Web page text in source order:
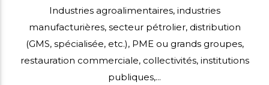
Industries agroalimentaires, industries
manufacturières, secteur pétrolier, distribution
(GMS, spécialisée, etc.), PME ou grands groupes,
restauration commerciale, collectivités, institutions
publiques,...